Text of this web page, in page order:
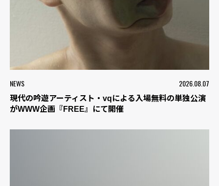
NEWS 2026.08.07
現代の吟遊アーティスト・vqによる入場無料の単独公演
がWWW企画『FREE』にて開催